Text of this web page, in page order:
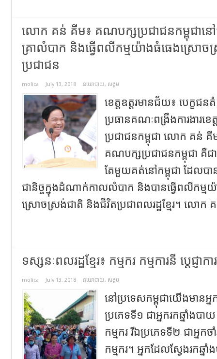
លោក គន់ គីម៖ គណបក្សប្រជាជនកម្ពុជានៅ
គ្រាលំបាក និងធ្វើពលីកម្មយ៉ាងធំធេងស្រោច
ប្រជាជន
molica July 13, 2018 នយោបាយ, សង្គម
ខេត្តឧត្តរមានជ័យ៖ បេក្ខជ
ប្រធានគណៈពង្រឹងការងារខ
ប្រជាជនកម្ពុជា លោក គន់
គណបក្សប្រជាជនកម្ពុជា
តែមួយគត់នៅកម្ពុជា ដែលបា
ជានិច្ចក្នុងដំណាក់កាលលំបាក និងបានធ្វើពលីកម្មយ៉
ស្រោចស្រង់ជាតិ និងជីវិតប្រជាពលរដ្ឋខ្មែរ។ លោក
ទស្សនៈពលរដ្ឋខ្មែរ៖ កម្មករ កម្មការនី ប្តេជ្ញា
molica July 13, 2018 នយោបាយ, សង្គម
នៅប្រទេសកម្ពុជាយើងមានអ្
ប្រភេទទី១ ជាអ្នករកឆ្នាំងបា
កម្មករ រីឯប្រភេទទី២ ជាអ្នក
កម្មករ។ អ្នកដែលស្វែងរកឆ្ន